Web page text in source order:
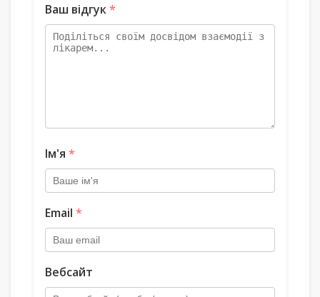
Ваш відгук*
Ім'я *
Email *
Вебсайт